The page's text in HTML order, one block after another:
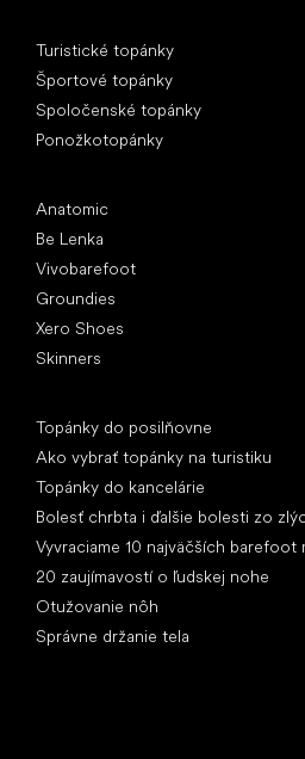
Turistické topánky
Športové topánky
Spoločenské topánky
Ponožkotopánky
Anatomic
Be Lenka
Vivobarefoot
Groundies
Xero Shoes
Skinners
Topánky do posilňovne
Ako vybrať topánky na turistiku
Topánky do kancelárie
Bolesť chrbta i ďalšie bolesti zo
Vyvraciame 10 najväčších barefoot
20 zaujímavostí o ľudskej nohe
Otužovanie nôh
Správne držanie tela